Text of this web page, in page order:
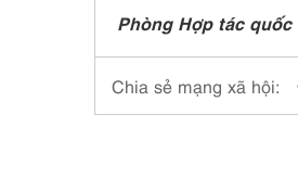
Phòng Hợp tác quốc
Chia sẻ mạng xã hội: